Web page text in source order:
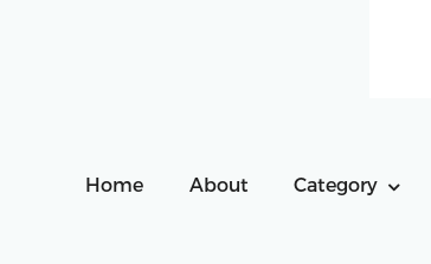
Home About Category